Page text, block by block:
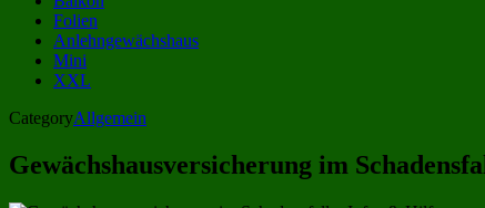
Folien
Anlehngewächshaus
Mini
XXL
CategoryAllgemein
Gewächshausversicherung im